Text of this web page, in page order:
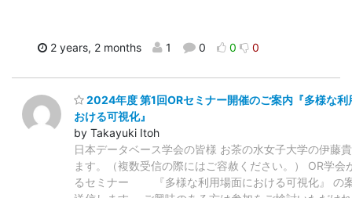
2 years, 2 months 1 0 0 0
2024年度 第1回ORセミナー開催のご案内『多様な利
おける可視化』
by Takayuki Itoh
日本データベース学会の皆様 お茶の水女子大学の伊藤
ます。（複数受信の際にはご容赦ください。） OR学会
るセミナー 『多様な利用場面における可視化』 の